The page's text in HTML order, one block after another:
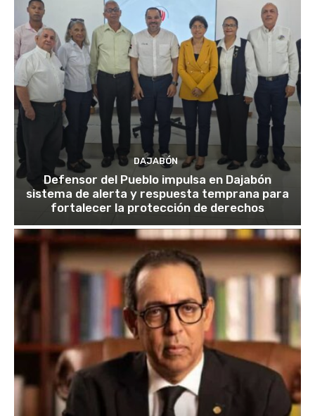
DAJABÓN
Defensor del Pueblo impulsa en Dajabón
sistema de alerta y respuesta temprana para
fortalecer la protección de derechos